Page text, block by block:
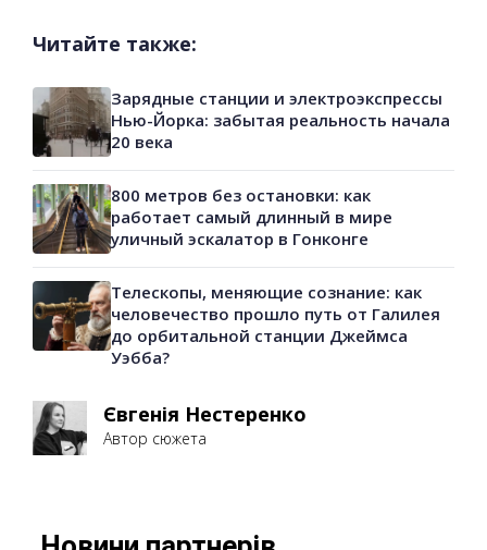
Читайте также:
Зарядные станции и электроэкспрессы
Нью-Йорка: забытая реальность начала
20 века
800 метров без остановки: как
работает самый длинный в мире
уличный эскалатор в Гонконге
Телескопы, меняющие сознание: как
человечество прошло путь от Галилея
до орбитальной станции Джеймса
Уэбба?
Євгенія Нестеренко
Автор сюжета